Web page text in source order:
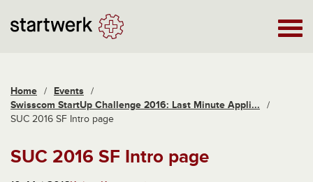
Home / Events /
Swisscom StartUp Challenge 2016: Last Minute Appli...
/
SUC 2016 SF Intro page
SUC 2016 SF Intro page